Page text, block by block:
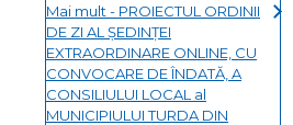
Mai mult - PROIECTUL ORDINII
DE ZI AL ŞEDINŢEI
EXTRAORDINARE ONLINE, CU
CONVOCARE DE ÎNDATĂ, A
CONSILIULUI LOCAL al
MUNICIPIULUI TURDA DIN